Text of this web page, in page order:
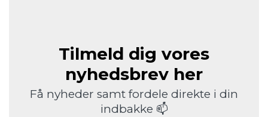
Tilmeld dig vores
nyhedsbrev her
Få nyheder samt fordele direkte i din
indbakke 📫